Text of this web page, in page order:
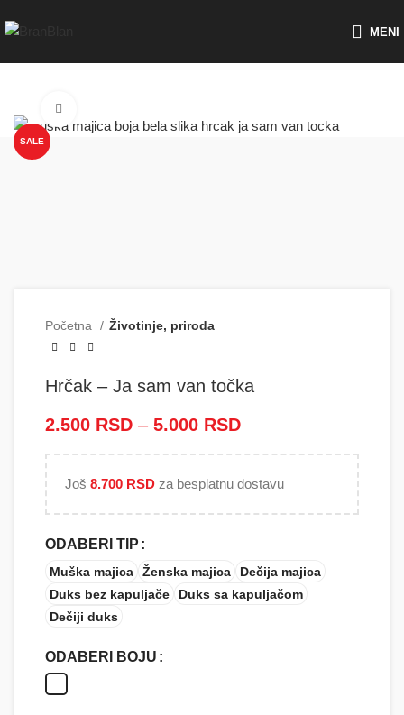
MENI
SALE
Početna Životinje, priroda
Hrčak – Ja sam van točka
2.500 RSD – 5.000 RSD
Još 8.700 RSD za besplatnu dostavu
ODABERI TIP
Muška majica Ženska majica
Dečija majica
Duks bez kapuljače
Duks sa kapuljačom
Dečiji duks
ODABERI BOJU
Besplatna dostava za porudžbine preko